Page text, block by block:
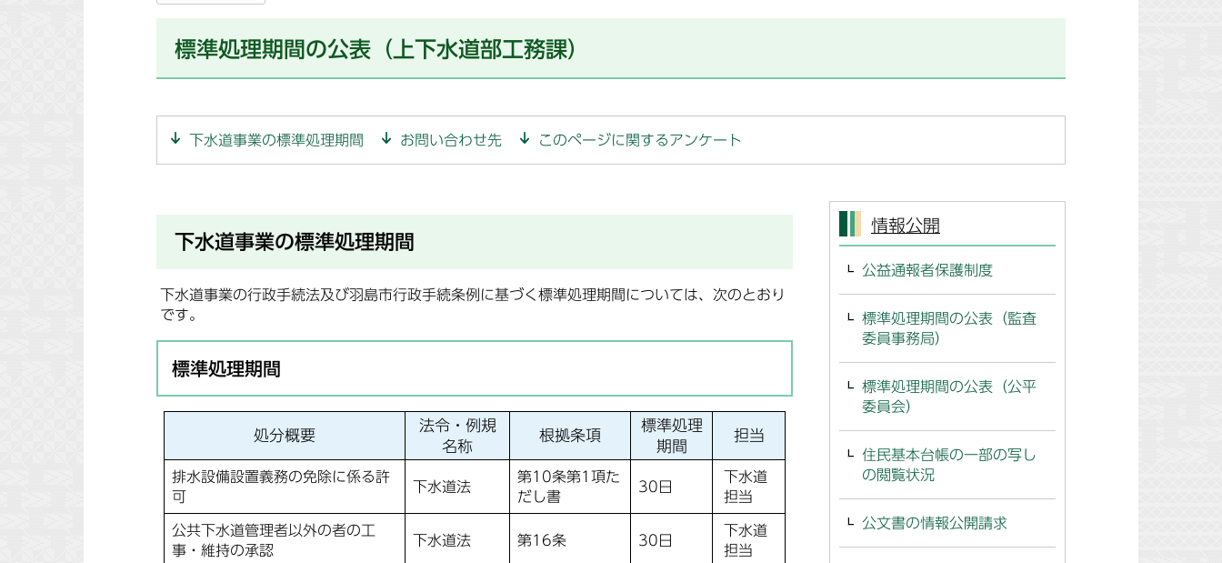
標準処理期間の公表（上下水道部工務課）
下水道事業の標準処理期間 お問い合わせ先 このページに関するアンケート
下水道事業の標準処理期間
下水道事業の行政手続法及び羽島市行政手続条例に基づく標準処理期間については、次のとおり
です。
標準処理期間
処分概要
法令・例規
名称
根拠条項
標準処理
期間
担当
排水設備設置義務の免除に係る許
可
下水道法
第10条第1項た
だし書
30日
下水道
担当
公共下水道管理者以外の者の工
事・維持の承認
下水道法 第16条 30日
下水道
担当
情報公開
公益通報者保護制度
標準処理期間の公表（監査
委員事務局）
標準処理期間の公表（公平
委員会）
住民基本台帳の一部の写し
の閲覧状況
公文書の情報公開請求